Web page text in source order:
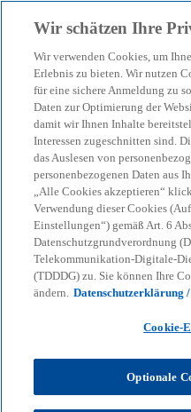
menu search
Bilanzierung
Vorschriften werden in
komplexer. Wir helfen
behalten. Das KPMG-
KPMG Themen
Unser Themenportal
Informationen zu
Bilanzierung nach
Wir schätzen Ihre
Wir verwenden Cookies, um
Erlebnis zu bieten. Wir nutzen
für eine sichere Anmeldung zu
Daten zur Optimierung der
damit wir Ihnen Inhalte
Interessen zugeschnitten sind.
das Auslesen von
personenbezogenen Daten aus
„Alle Cookies akzeptieren“
Verwendung dieser Cookies
Einstellungen“) gemäß Art. 6
Datenschutzgrundverordnung
Telekommunikation-Digitale-
(TDDDG) zu. Sie können Ihre
ändern. Datenschutzerklärung
Cookie-
Optionale